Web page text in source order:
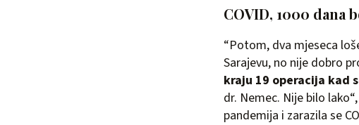
COVID, 1000 dana
“Potom, dva mjeseca
Sarajevu, no nije dobro
kraju 19 operacija kad
dr. Nemec. Nije bilo
pandemija i zarazila se